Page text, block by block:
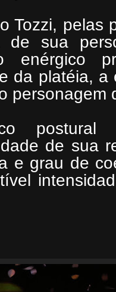
Tozzi, pelas
de sua
enérgico
da platéia,
de sua
e grau de